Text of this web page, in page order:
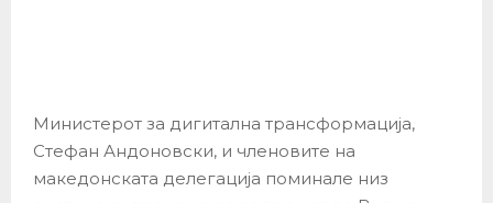
Министерот за дигитална трансформација,
Стефан Андоновски, и членовите на
македонската делегација поминале низ